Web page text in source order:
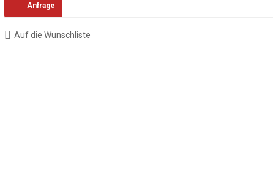
Anfrage
Auf die Wunschliste